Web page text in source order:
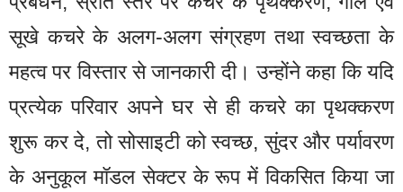
सूखे कचरे के अलग-अलग संग्रहण तथा स्वच्छता के
महत्व पर विस्तार से जानकारी दी। उन्होंने कहा कि यदि
प्रत्येक परिवार अपने घर से ही कचरे का पृथक्करण
शुरू कर दे, तो सोसाइटी को स्वच्छ, सुंदर और पर्यावरण
के अनुकूल मॉडल सेक्टर के रूप में विकसित किया जा